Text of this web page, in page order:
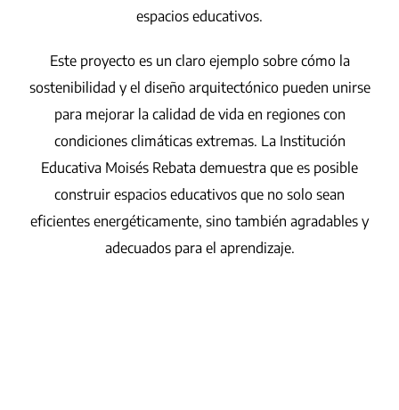
espacios educativos.
Este proyecto es un claro ejemplo sobre cómo la
sostenibilidad y el diseño arquitectónico pueden unirse
para mejorar la calidad de vida en regiones con
condiciones climáticas extremas. La Institución
Educativa Moisés Rebata demuestra que es posible
construir espacios educativos que no solo sean
eficientes energéticamente, sino también agradables y
adecuados para el aprendizaje.